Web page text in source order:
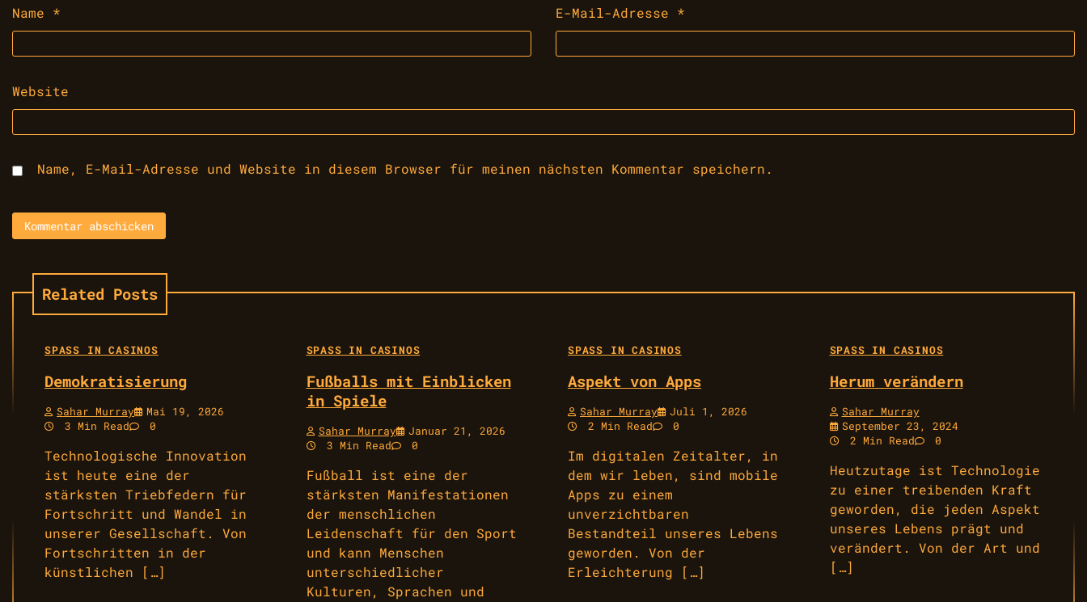
Name * E-Mail-Adresse *
Website
Name, E-Mail-Adresse und Website in diesem Browser für meinen nächsten Kommentar speichern.
Related Posts
SPASS IN CASINOS
Demokratisierung
Sahar Murray
Mai 19, 2026
3 Min Read
0
Technologische Innovation
ist heute eine der
stärksten Triebfedern für
Fortschritt und Wandel in
unserer Gesellschaft. Von
Fortschritten in der
künstlichen […]
SPASS IN CASINOS
Fußballs mit Einblicken
in Spiele
Sahar Murray
Januar 21, 2026
3 Min Read
0
Fußball ist eine der
stärksten Manifestationen
der menschlichen
Leidenschaft für den Sport
und kann Menschen
unterschiedlicher
Kulturen, Sprachen und
SPASS IN CASINOS
Aspekt von Apps
Sahar Murray
Juli 1, 2026
2 Min Read
0
Im digitalen Zeitalter, in
dem wir leben, sind mobile
Apps zu einem
unverzichtbaren
Bestandteil unseres Lebens
geworden. Von der
Erleichterung […]
SPASS IN CASINOS
Herum verändern
Sahar Murray
September 23, 2024
2 Min Read
0
Heutzutage ist Technologie
zu einer treibenden Kraft
geworden, die jeden Aspekt
unseres Lebens prägt und
verändert. Von der Art und
[…]